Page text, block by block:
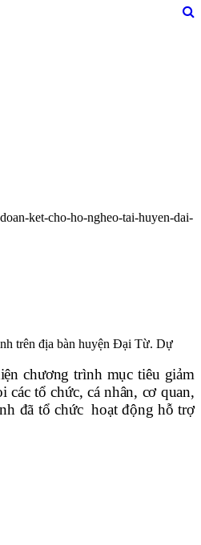
ket-cho-ho-ngheo-tai-huyen-dai-
trên địa bàn huyện Đại Từ. Dự
chương trình mục tiêu giảm
tổ chức, cá nhân, cơ quan,
đã tổ chức hoạt động hỗ trợ